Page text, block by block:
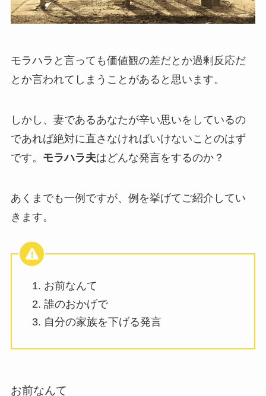
モラハラと言っても価値観の差だとか過剰反応だ
とか言われてしまうことがあると思います。
しかし、妻であるあなたが辛い思いをしているの
であれば絶対に直さなければいけないことのはず
です。 モラハラ夫はどんな発言をするのか？
あくまでも一例ですが、例を挙げてご紹介してい
きます。
お前なんて
誰のおかげで
自分の家族を下げる発言
お前なんて